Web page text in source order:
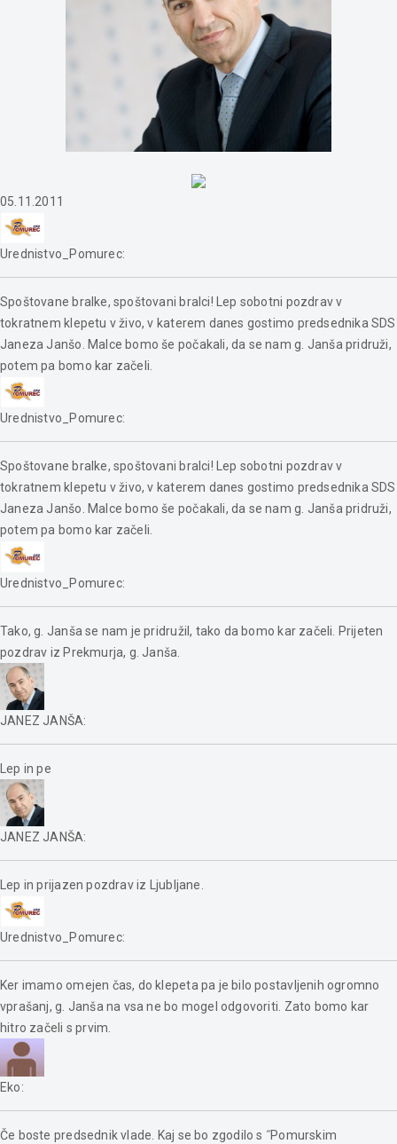
05.11.2011
Urednistvo_Pomurec:
Spoštovane bralke, spoštovani bralci! Lep sobotni pozdrav v
tokratnem klepetu v živo, v katerem danes gostimo predsednika SDS
Janeza Janšo. Malce bomo še počakali, da se nam g. Janša pridruži,
potem pa bomo kar začeli.
Urednistvo_Pomurec:
Spoštovane bralke, spoštovani bralci! Lep sobotni pozdrav v
tokratnem klepetu v živo, v katerem danes gostimo predsednika SDS
Janeza Janšo. Malce bomo še počakali, da se nam g. Janša pridruži,
potem pa bomo kar začeli.
Urednistvo_Pomurec:
Tako, g. Janša se nam je pridružil, tako da bomo kar začeli. Prijeten
pozdrav iz Prekmurja, g. Janša.
JANEZ JANŠA:
Lep in pe
JANEZ JANŠA:
Lep in prijazen pozdrav iz Ljubljane.
Urednistvo_Pomurec:
Ker imamo omejen čas, do klepeta pa je bilo postavljenih ogromno
vprašanj, g. Janša na vsa ne bo mogel odgovoriti. Zato bomo kar
hitro začeli s prvim.
Eko:
Če boste predsednik vlade. Kaj se bo zgodilo s ˝Pomurskim